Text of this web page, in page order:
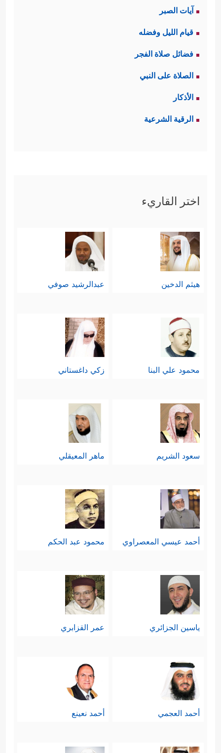
آيات الصبر
قيام الليل وفضله
فضائل صلاة الفجر
الصلاة على النبي
الأذكار
الرقية الشرعية
اختر القاريء
هيثم الدخين عبدالرشيد صوفي
محمود علي البنا زكي داغستاني
سعود الشريم ماهر المعيقلي
أحمد عيسي المعصراوي محمود عبد الحكم
ياسين الجزائري عمر القزابري
أحمد العجمي أحمد نعينع